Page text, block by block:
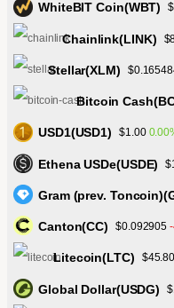
WhiteBIT Coin(WBT)
Chainlink(LINK)
Stellar(XLM)
Bitcoin
USD1(USD1) $1.00
Ethena USDe(USDE)
Gram (prev.
Canton(CC) $0.092905
Litecoin(LTC) $45.80
Global Dollar(USDG)